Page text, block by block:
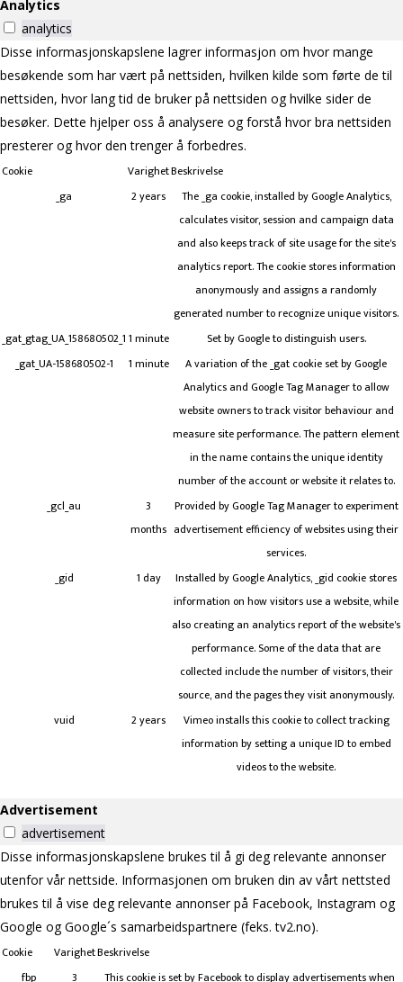
Analytics
analytics
Disse informasjonskapslene lagrer informasjon om hvor mange
besøkende som har vært på nettsiden, hvilken kilde som førte de til
nettsiden, hvor lang tid de bruker på nettsiden og hvilke sider de
besøker. Dette hjelper oss å analysere og forstå hvor bra nettsiden
presterer og hvor den trenger å forbedres.
Cookie VarighetBeskrivelse
_ga
2 years
The _ga cookie, installed by Google Analytics,
calculates visitor, session and campaign data
and also keeps track of site usage for the site's
analytics report. The cookie stores information
anonymously and assigns a randomly
generated number to recognize unique visitors.
_gat_gtag_UA_158680502_1 1 minute
Set by Google to distinguish users.
_gat_UA-158680502-1
1 minute
A variation of the _gat cookie set by Google
Analytics and Google Tag Manager to allow
website owners to track visitor behaviour and
measure site performance. The pattern element
in the name contains the unique identity
number of the account or website it relates to.
_gcl_au
3
months
Provided by Google Tag Manager to experiment
advertisement efficiency of websites using their
services.
_gid
1 day
Installed by Google Analytics, _gid cookie stores
information on how visitors use a website, while
also creating an analytics report of the website's
performance. Some of the data that are
collected include the number of visitors, their
source, and the pages they visit anonymously.
vuid
2 years
Vimeo installs this cookie to collect tracking
information by setting a unique ID to embed
videos to the website.
Advertisement
advertisement
Disse informasjonskapslene brukes til å gi deg relevante annonser
utenfor vår nettside. Informasjonen om bruken din av vårt nettsted
brukes til å vise deg relevante annonser på Facebook, Instagram og
Google og Google´s samarbeidspartnere (feks. tv2.no).
Cookie VarighetBeskrivelse
_fbp
3 This cookie is set by Facebook to display advertisements when